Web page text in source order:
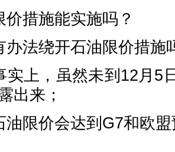
措施能实施吗？
法绕开石油限价措施
，虽然未到12月5
出来；
价会达到G7和欧盟